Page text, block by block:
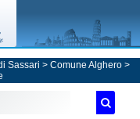
Sassari > Comune Alghero>